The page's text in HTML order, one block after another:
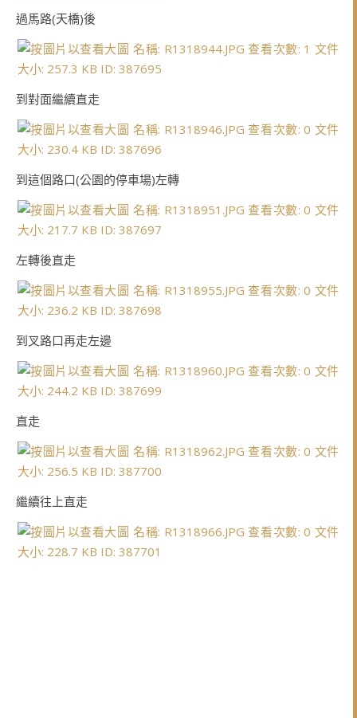
過馬路(天橋)後
到對面繼續直走
到這個路口(公園的停車場)左轉
左轉後直走
到叉路口再走左邊
直走
繼續往上直走